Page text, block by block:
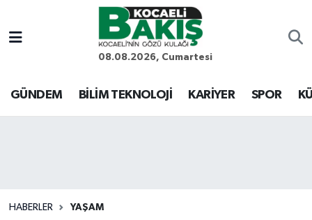
08.08.2026, Cumartesi
GÜNDEM BİLİM TEKNOLOJİ KARİYER SPOR
HABERLER YAŞAM
Kocaeli Nöbetçi Eczaneler
Kocaeli Hava Durumu